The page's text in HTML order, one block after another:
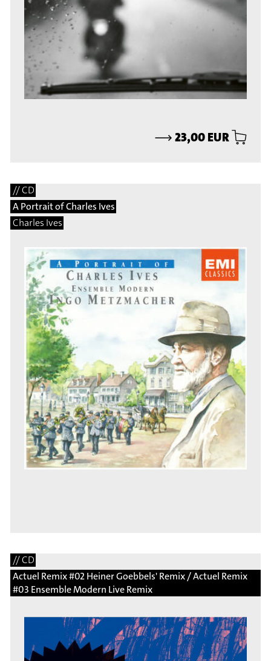
⟶23,00 EUR
// CD
A Portrait of Charles Ives
Charles Ives
// CD
Actuel Remix #02 Heiner Goebbels' Remix / Actuel Remix
#03 Ensemble Modern Live Remix